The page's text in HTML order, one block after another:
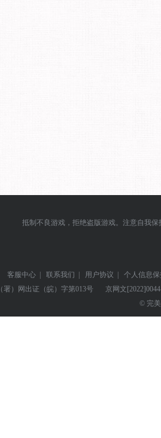
抵制不良游戏，拒绝盗版游戏。注意自我
客服中心 | 联系我们 | 用户协议 |
个人信息
（署）网出证（皖）字第013号
京网文
© 完美